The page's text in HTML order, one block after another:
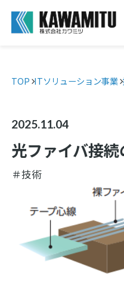
TOP ITソリューション事業
2025.11.04
光ファイバ接
＃技術